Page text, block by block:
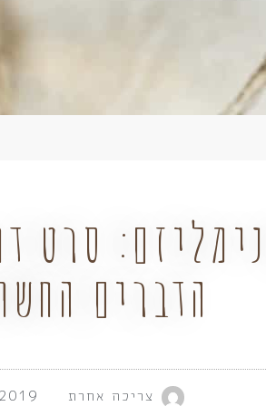
סרט
הדברים
צריכה אחרת